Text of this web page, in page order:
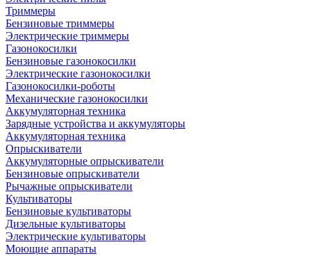
Триммеры
Бензиновые триммеры
Электрические триммеры
Газонокосилки
Бензиновые газонокосилки
Электрические газонокосилки
Газонокосилки-роботы
Механические газонокосилки
Аккумуляторная техника
Зарядные устройства и аккумуляторы
Аккумуляторная техника
Опрыскиватели
Аккумуляторные опрыскиватели
Бензиновые опрыскиватели
Рычажные опрыскиватели
Культиваторы
Бензиновые культиваторы
Дизельные культиваторы
Электрические культиваторы
Моющие аппараты